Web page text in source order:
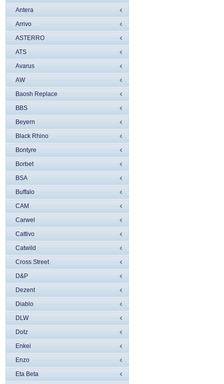
Antera
Arrivo
ASTERRO
ATS
Avarus
AW
Baosh Replace
BBS
Beyern
Black Rhino
Bontyre
Borbet
BSA
Buffalo
CAM
Carwel
Cattivo
Catwild
Cross Street
D&P
Dezent
Diablo
DLW
Dotz
Enkei
Enzo
Eta Beta